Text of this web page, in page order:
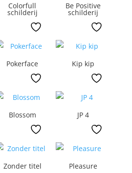
Colorfull
schilderij
Be Positive
schilderij
Pokerface Kip kip
Blossom JP 4
Zonder titel Pleasure